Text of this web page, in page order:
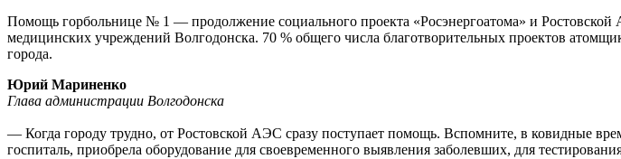
Помощь горбольнице № 1 — продолжение социального проекта «Росэнергоатома» и
медицинских учреждений Волгодонска. 70 % общего числа благотворительных проектов
города.
Юрий Мариненко
Глава администрации Волгодонска
— Когда городу трудно, от Ростовской АЭС сразу поступает помощь. Вспомните, в ковидные
госпиталь, приобрела оборудование для своевременного выявления заболевших, для